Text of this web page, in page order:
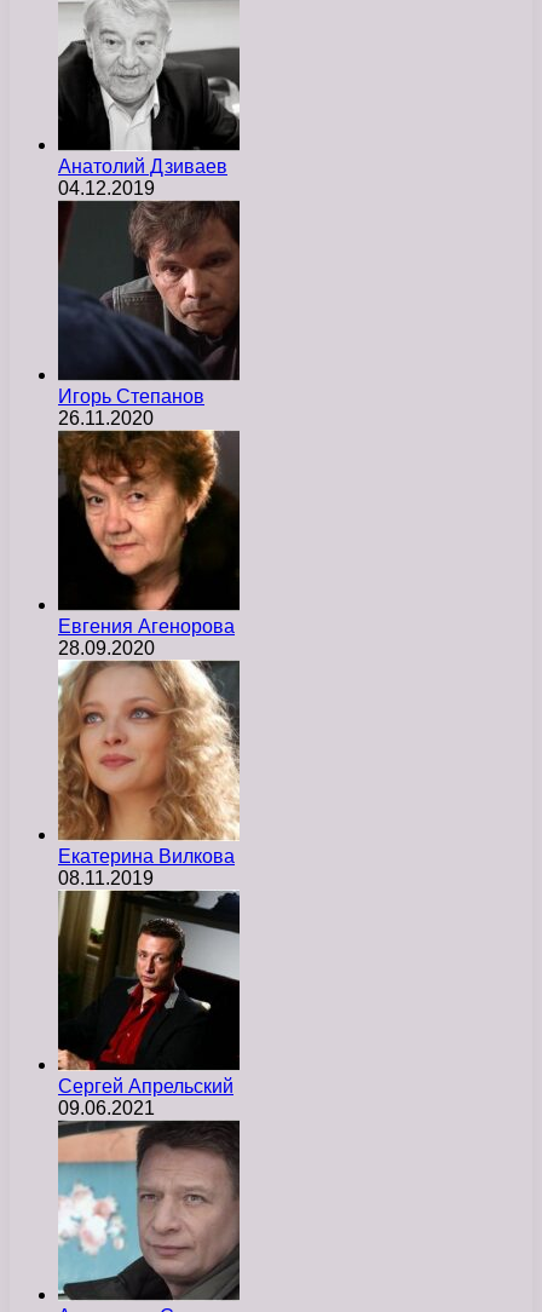
Анатолий Дзиваев
04.12.2019
Игорь Степанов
26.11.2020
Евгения Агенорова
28.09.2020
Екатерина Вилкова
08.11.2019
Сергей Апрельский
09.06.2021